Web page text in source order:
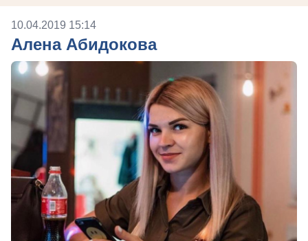
10.04.2019 15:14
Алена Абидокова